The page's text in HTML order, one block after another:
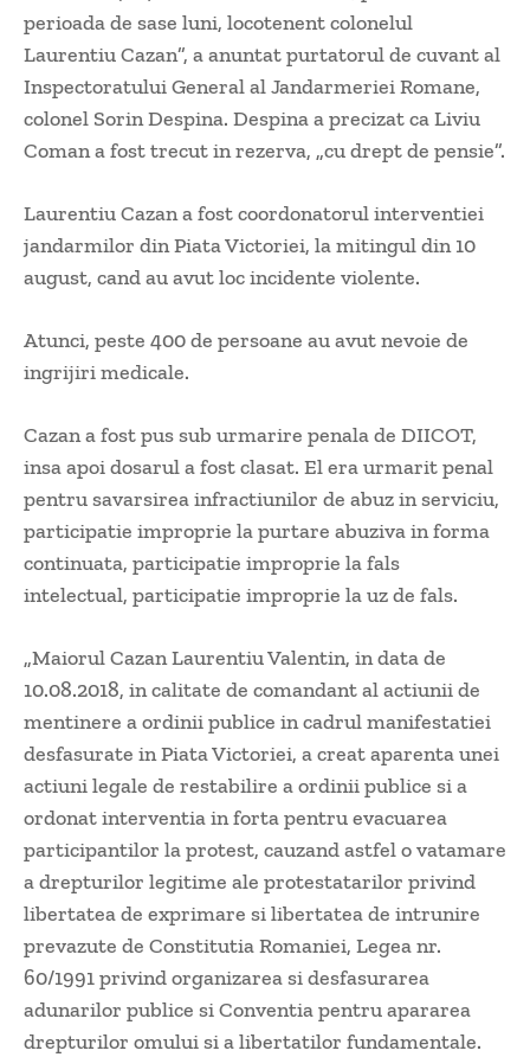
perioada de sase luni, locotenent colonelul
Laurentiu Cazan”, a anuntat purtatorul de cuvant al
Inspectoratului General al Jandarmeriei Romane,
colonel Sorin Despina. Despina a precizat ca Liviu
Coman a fost trecut in rezerva, „cu drept de pensie”.
Laurentiu Cazan a fost coordonatorul interventiei
jandarmilor din Piata Victoriei, la mitingul din 10
august, cand au avut loc incidente violente.
Atunci, peste 400 de persoane au avut nevoie de
ingrijiri medicale.
Cazan a fost pus sub urmarire penala de DIICOT,
insa apoi dosarul a fost clasat. El era urmarit penal
pentru savarsirea infractiunilor de abuz in serviciu,
participatie improprie la purtare abuziva in forma
continuata, participatie improprie la fals
intelectual, participatie improprie la uz de fals.
„Maiorul Cazan Laurentiu Valentin, in data de
10.08.2018, in calitate de comandant al actiunii de
mentinere a ordinii publice in cadrul manifestatiei
desfasurate in Piata Victoriei, a creat aparenta unei
actiuni legale de restabilire a ordinii publice si a
ordonat interventia in forta pentru evacuarea
participantilor la protest, cauzand astfel o vatamare
a drepturilor legitime ale protestatarilor privind
libertatea de exprimare si libertatea de intrunire
prevazute de Constitutia Romaniei, Legea nr.
60/1991 privind organizarea si desfasurarea
adunarilor publice si Conventia pentru apararea
drepturilor omului si a libertatilor fundamentale.